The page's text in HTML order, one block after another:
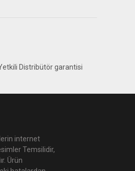
Distribütör garantisi
internet
Temsilidir,
Ürün